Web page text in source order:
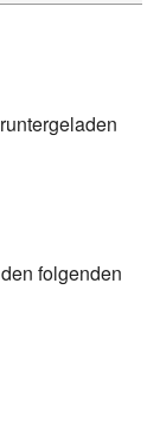
folgenden